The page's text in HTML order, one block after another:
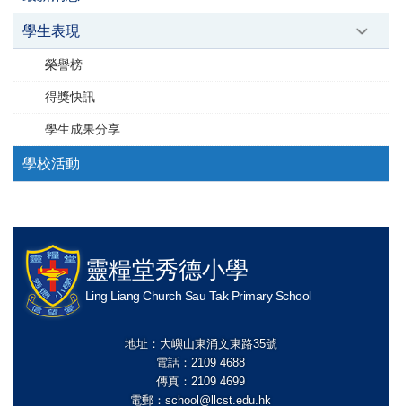
學生表現
榮譽榜
得獎快訊
學生成果分享
學校活動
靈糧堂秀德小學
Ling Liang Church Sau Tak Primary School
地址：大嶼山東涌文東路35號
電話：2109 4688
傳真：2109 4699
電郵：school@llcst.edu.hk